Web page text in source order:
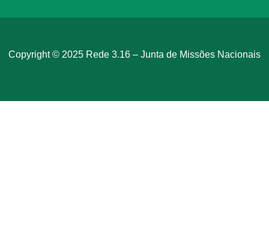
Copyright © 2025 Rede 3.16 – Junta de Missões Nacionais